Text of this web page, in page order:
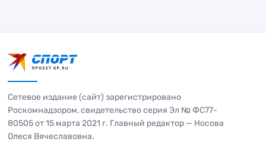
Сетевое издание (сайт) зарегистрировано
Роскомнадзором, свидетельство серия Эл № ФС77-
80505 от 15 марта 2021 г. Главный редактор — Носова
Олеся Вячеславовна.